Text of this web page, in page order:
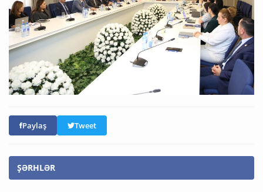
Paylaş Tweet
ŞƏRHLƏR